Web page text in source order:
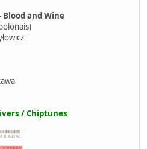
and Wine
/ Chiptunes